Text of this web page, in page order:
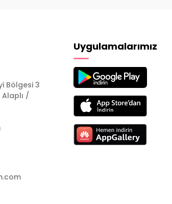
Bölgesi 3
Alaplı /
Uygulamalarımız